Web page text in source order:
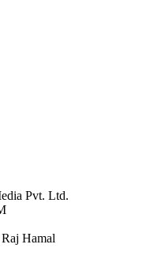
Pvt. Ltd.
Hamal